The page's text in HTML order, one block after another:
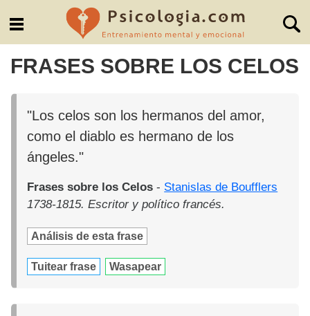
FRASES SOBRE LOS CELOS
"Los celos son los hermanos del amor,
como el diablo es hermano de los
ángeles."
Frases sobre los Celos - Stanislas de Boufflers
1738-1815. Escritor y político francés.
Análisis de esta frase
Tuitear frase Wasapear